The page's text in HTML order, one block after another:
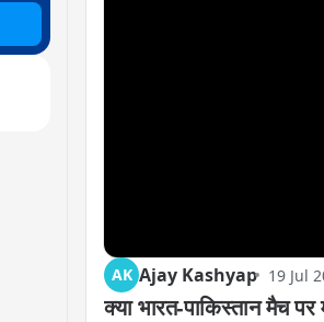
AK Ajay Kashyap 19 Jul
क्या भारत-पाकिस्तान मैच पर